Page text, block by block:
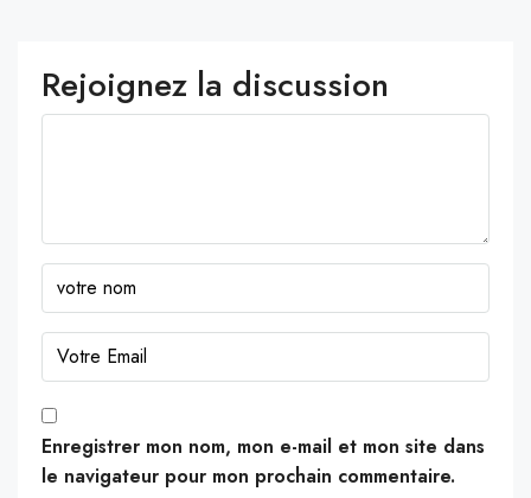
Rejoignez la discussion
Enregistrer mon nom, mon e-mail et mon site dans
le navigateur pour mon prochain commentaire.